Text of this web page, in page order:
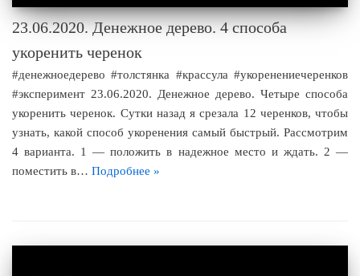
23.06.2020. Денежное дерево. 4 способа
укоренить черенок
#денежноедерево #толстянка #крассула #укоренениечеренков
#эксперимент 23.06.2020. Денежное дерево. Четыре способа
укоренить черенок. Сутки назад я срезала 12 черенков, чтобы
узнать, какой способ укоренения самый быстрый. Рассмотрим
4 варианта. 1 — положить в надежное место и ждать. 2 —
поместить в… Подробнее »